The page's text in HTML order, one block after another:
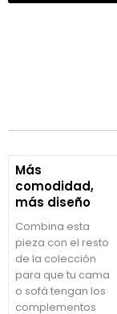
Más
comodidad,
más diseño
Combina esta
pieza con el resto
de la colección
para que tu cama
o sofá tengan los
complementos